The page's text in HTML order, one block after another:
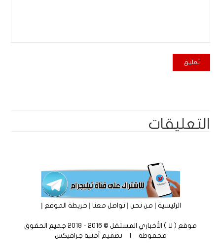
التعليقات
الرئيسية|من نحن|تواصل معنا|خريطة الموقع |
موقع ( لا ) الأخباري المستقل © 2016 - 2018 جميع الحقوق
محفوظة | تصميم أمنية جرافيكس